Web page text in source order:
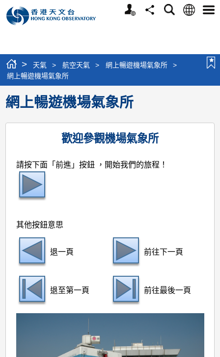
個
分
搜
語
選
> 天氣 > 航空天氣 > 網上暢遊機場氣象所
>
網上暢遊機場氣象所
網上暢遊機場氣象所
歡迎參觀機場氣象所
請按下面「前進」按鈕 ，開始我們的旅程！
其他按鈕意思
退一頁 前往下一頁
退至第一頁 前往最後一頁